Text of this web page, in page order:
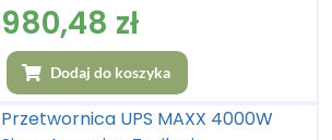
980,48 zł
Dodaj do koszyka
Przetwornica UPS MAXX 4000W